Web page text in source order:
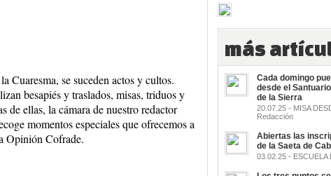
Cuaresma, se suceden actos y cultos.
besapiés y traslados, misas, triduos y
de ellas, la cámara de nuestro redactor
momentos especiales que ofrecemos a
Opinión Cofrade.
más
Cada domingo
desde el
de la Sierra
20.07.25 - MISA
Redacción
Abiertas las
de la Saeta de
03.02.25 - ESCUELA